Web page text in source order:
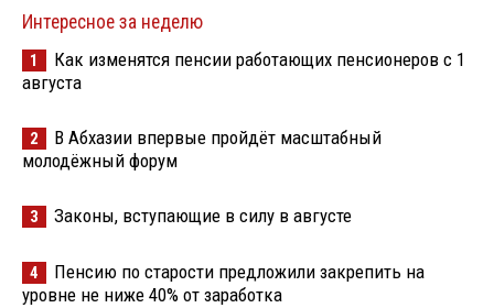
Интересное за неделю
1
Как изменятся пенсии работающих пенсионеров с 1
августа
2
В Абхазии впервые пройдёт масштабный
молодёжный форум
3 Законы, вступающие в силу в августе
4
Пенсию по старости предложили закрепить на
уровне не ниже 40% от заработка